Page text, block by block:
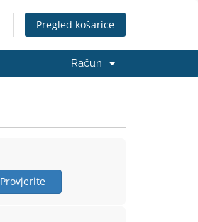
Pregled košarice
Račun
Provjerite